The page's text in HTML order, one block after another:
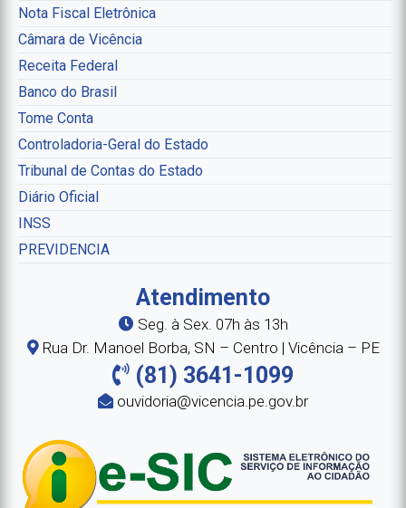
Nota Fiscal Eletrônica
Câmara de Vicência
Receita Federal
Banco do Brasil
Tome Conta
Controladoria-Geral do Estado
Tribunal de Contas do Estado
Diário Oficial
INSS
PREVIDENCIA
Atendimento
Seg. à Sex. 07h às 13h
Rua Dr. Manoel Borba, SN – Centro | Vicência – PE
(81) 3641-1099
ouvidoria@vicencia.pe.gov.br